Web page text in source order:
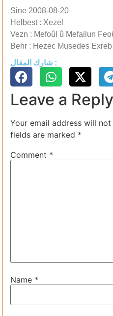
Sine 2008-08-20
Helbest : Xezel
Vezn : Mefoûl û Mefailun
Behr : Hezec Musedes
شارك المقال :
Leave a Reply
Your email address will
fields are marked *
Comment *
Name *